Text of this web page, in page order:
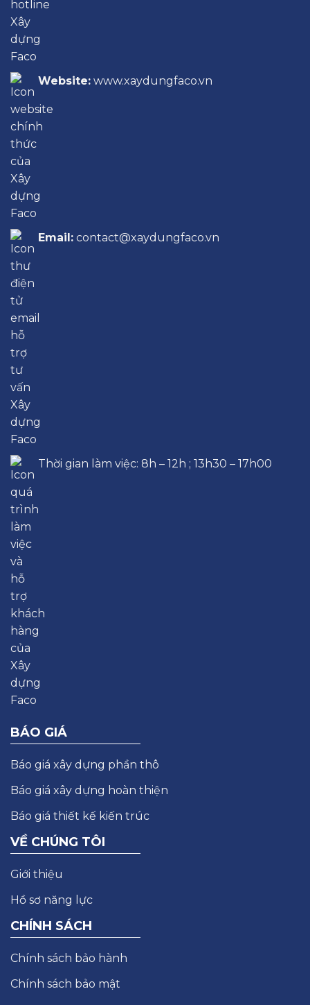
Website: www.xaydungfaco.vn
Email: contact@xaydungfaco.vn
Thời gian làm việc: 8h – 12h ; 13h30 – 17h00
BÁO GIÁ
Báo giá xây dựng phần thô
Báo giá xây dựng hoàn thiện
Báo giá thiết kế kiến trúc
VỀ CHÚNG TÔI
Giới thiệu
Hồ sơ năng lực
CHÍNH SÁCH
Chính sách bảo hành
Chính sách bảo mật